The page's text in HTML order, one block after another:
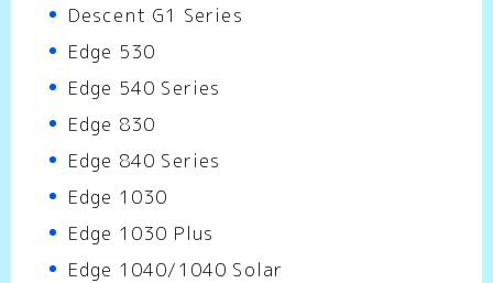
Descent G1 Series
Edge 530
Edge 540 Series
Edge 830
Edge 840 Series
Edge 1030
Edge 1030 Plus
Edge 1040/1040 Solar